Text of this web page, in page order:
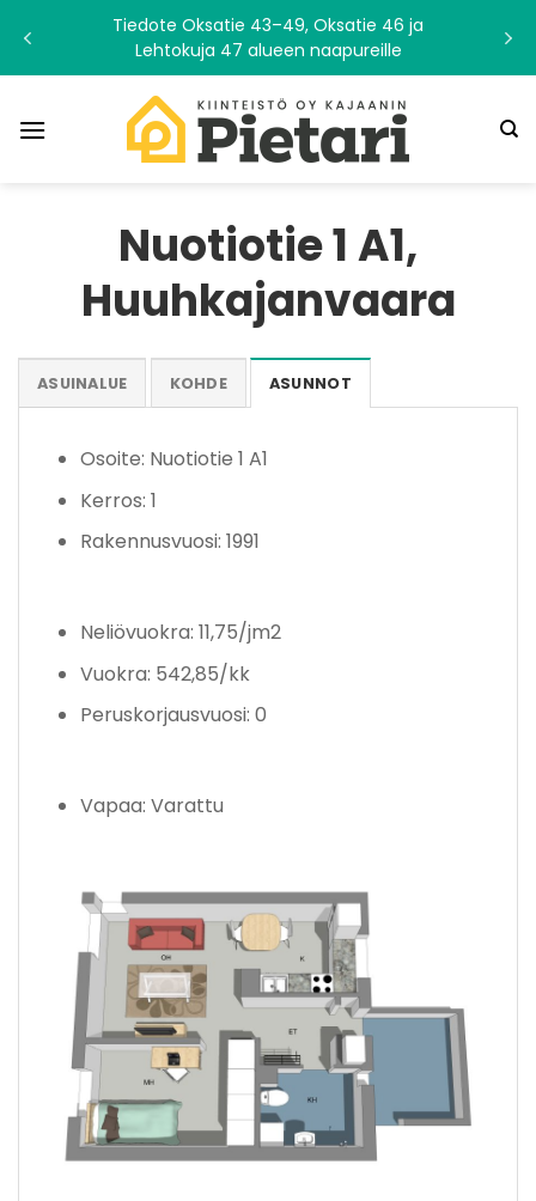
content
Tiedote Oksatie 43–49, Oksatie 46 ja
Lehtokuja 47 alueen naapureille
Nuotiotie 1 A1,
Huuhkajanvaara
ASUINALUE KOHDE ASUNNOT
Osoite: Nuotiotie 1 A1
Kerros: 1
Rakennusvuosi: 1991
Neliövuokra: 11,75/jm2
Vuokra: 542,85/kk
Peruskorjausvuosi: 0
Vapaa: Varattu